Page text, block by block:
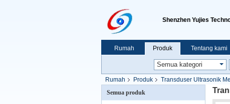
Shenzhen Yujies
Rumah Produk Tentang kami
Rumah Produk Transduser Ultrasonik
Semua produk